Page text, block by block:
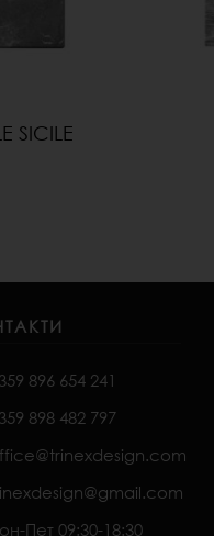
SICILE
896 654 241
898 482 797
Пет 09:30-18:30